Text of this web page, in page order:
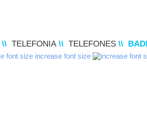
\\ TELEFONIA \\ TELEFONES \\
increase font size